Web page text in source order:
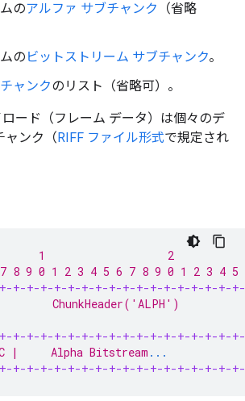
のアルファ サブチャンク
（省略
の ビットストリーム サブチャンク。
ャンクのリスト（省略可）。
ード（フレーム データ）は個々のデ
ャンク（RIFF ファイル形式で規定され
1                   2
8 9 0 1 2 3 4 5 6 7 8 9 0 1 2 3 4 5
+-+-+-+-+-+-+-+-+-+-+-+-+-+-+-+-
ChunkHeader('ALPH')
+-+-+-+-+-+-+-+-+-+-+-+-+-+-+-+-
|     Alpha Bitstream ...
+-+-+-+-+-+-+-+-+-+-+-+-+-+-+-+-